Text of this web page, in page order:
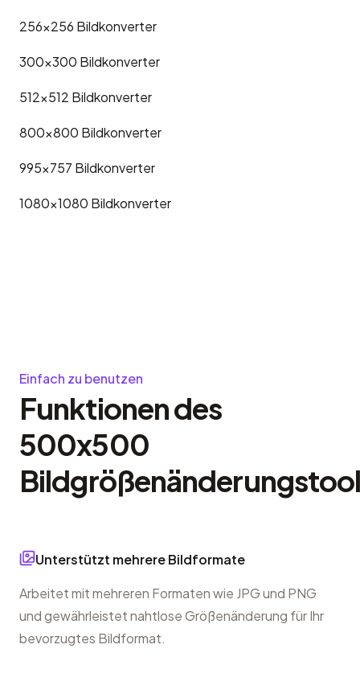
256x256 Bildkonverter
300x300 Bildkonverter
512x512 Bildkonverter
800x800 Bildkonverter
995x757 Bildkonverter
1080x1080 Bildkonverter
Einfach zu benutzen
Funktionen des
500x500
Unterstützt mehrere Bildformate
Arbeitet mit mehreren Formaten wie JPG und PNG
und gewährleistet nahtlose Größenänderung für Ihr
bevorzugtes Bildformat.